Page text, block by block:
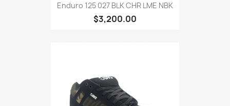
Enduro 125 027 BLK CHR LME NBK
$3,200.00